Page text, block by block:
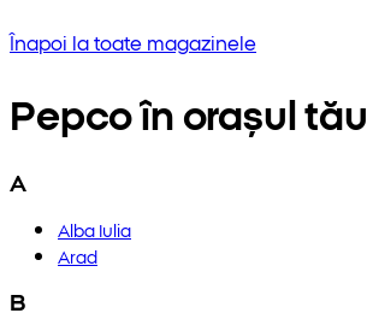
Înapoi la toate magazinele
Pepco în orașul tău
A
Alba Iulia
Arad
B